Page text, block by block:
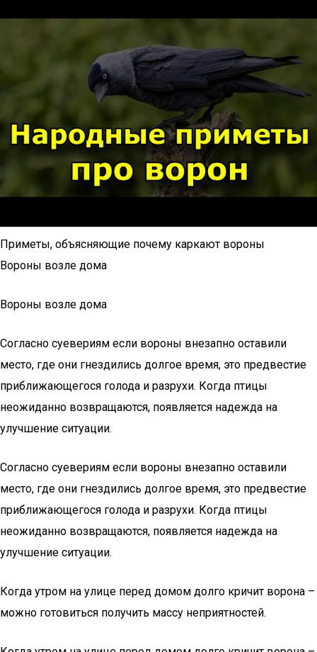
Приметы, объясняющие почему каркают вороны
Вороны возле дома
Вороны возле дома
Согласно суевериям если вороны внезапно оставили
место, где они гнездились долгое время, это предвестие
приближающегося голода и разрухи. Когда птицы
неожиданно возвращаются, появляется надежда на
улучшение ситуации.
Согласно суевериям если вороны внезапно оставили
место, где они гнездились долгое время, это предвестие
приближающегося голода и разрухи. Когда птицы
неожиданно возвращаются, появляется надежда на
улучшение ситуации.
Когда утром на улице перед домом долго кричит ворона –
можно готовиться получить массу неприятностей.